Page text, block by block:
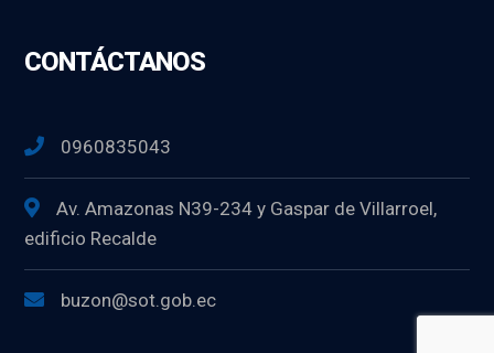
CONTÁCTANOS
0960835043
Av. Amazonas N39-234 y Gaspar de Villarroel,
edificio Recalde
buzon@sot.gob.ec